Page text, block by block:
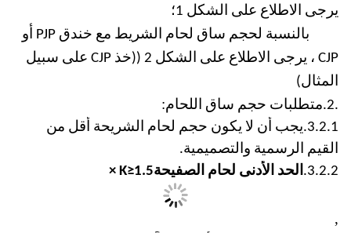
يرجى الاطلاع على الشكل 1
؛
بالنسبة لحجم ساق لحام الشريط مع خندق PJP أو
CJP ، يرجى الاطلاع على الشكل 2 ((خذ CJP على سبيل
المثال)
.2.
متطلبات حجم ساق اللحام:
3.2.1. يجب أن لا يكون حجم لحام الشريحة أقل من
القيم الرسمية والتصميمية.
3.2.2. الحد الأدنى لحام الصفيحةK≥1.5 ×
,